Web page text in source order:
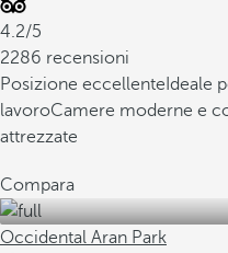
4.2/5
2286 recensioni
Posizione eccellente Ideale
lavoroCamere moderne e
attrezzate
Compara
Occidental Aran Park